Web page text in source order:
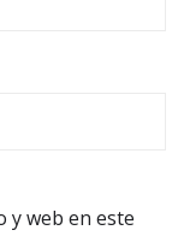
y web en este